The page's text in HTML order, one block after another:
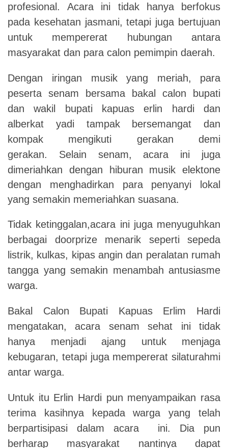
profesional.Acara ini tidak hanya berfokus
pada kesehatan jasmani, tetapi juga bertujuan
untuk mempererat hubungan antara
masyarakat dan para calon pemimpin daerah.
Dengan iringan musik yang meriah,
para
peserta senam bersama bakal calon bupati
dan wakil bupati kapuas erlin hardi dan
alberkat yadi tampak bersemangat dan
kompak mengikuti gerakan demi
gerakan. Selain senam, acara ini juga
dimeriahkan dengan hiburan musik elektone
dengan menghadirkan para penyanyi lokal
yang semakin memeriahkan suasana.
Tidak ketinggalan,acara ini juga menyuguhkan
berbagai doorprize menarik seperti sepeda
listrik, kulkas, kipas angin dan peralatan rumah
tangga yang semakin menambah antusiasme
warga.
Bakal Calon Bupati Kapuas Erlim Hardi
mengatakan, acara senam sehat ini tidak
hanya menjadi ajang untuk menjaga
kebugaran, tetapi juga mempererat silaturahmi
antar warga.
Untuk itu Erlin Hardi pun menyampaikan rasa
terima kasihnya kepada warga yang telah
berpartisipasi dalam acara ini. Dia pun
berharap masyarakat nantinya dapat